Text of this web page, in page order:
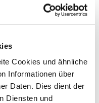
Cookies und ähnliche
Informationen über
Daten. Dies dient der
Diensten und
die Festhaltenserklärung
legalisiert. Sie
am bisherigen
und weist diesem
eine
anzubieten. Sie